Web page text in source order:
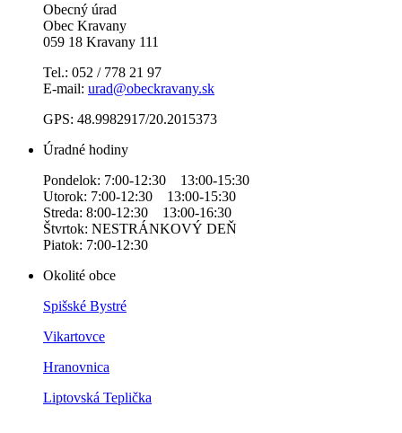
Obecný úrad
Obec Kravany
059 18 Kravany 111
Tel.: 052 / 778 21 97
E-mail: urad@obeckravany.sk
GPS: 48.9982917/20.2015373
Úradné hodiny
Pondelok: 7:00-12:30 13:00-15:30
Utorok: 7:00-12:30 13:00-15:30
Streda: 8:00-12:30 13:00-16:30
Štvrtok: NESTRÁNKOVÝ DEŇ
Piatok: 7:00-12:30
Okolité obce
Spišské Bystré
Vikartovce
Hranovnica
Liptovská Teplička